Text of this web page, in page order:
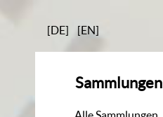
[DE] [EN]
Sammlungen